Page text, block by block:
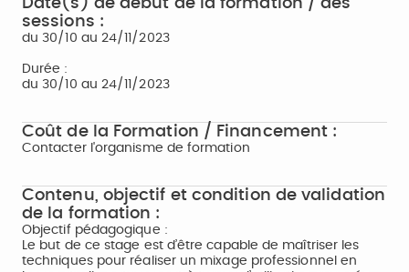
Date(s) de début de la formation / des
sessions :
du 30/10 au 24/11/2023
Durée :
du 30/10 au 24/11/2023
Coût de la Formation / Financement :
Contacter l'organisme de formation
Contenu, objectif et condition de validation
de la formation :
Objectif pédagogique :
Le but de ce stage est d’être capable de maîtriser les
techniques pour réaliser un mixage professionnel en